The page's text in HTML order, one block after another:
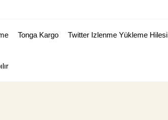
Tonga Kargo Twitter Izlenme Yükleme Hilesi